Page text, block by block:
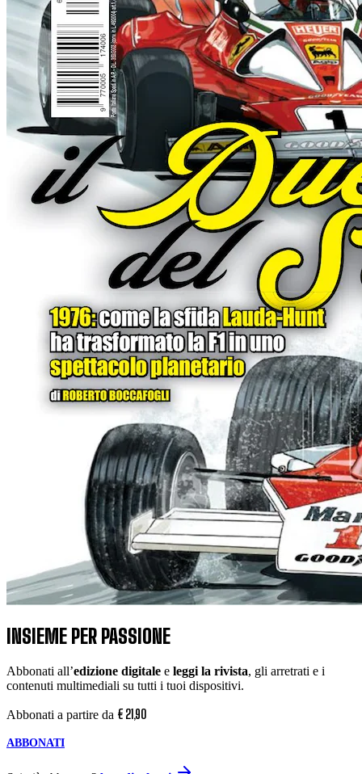
INSIEME PER PASSIONE
Abbonati all’edizione digitale e leggi la rivista, gli arretrati e i
contenuti multimediali su tutti i tuoi dispositivi.
Abbonati a partire da € 21,90
ABBONATI